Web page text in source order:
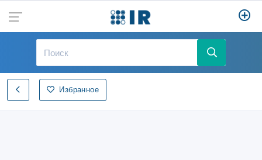
Избранное